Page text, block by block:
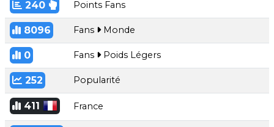
240 Points Fans
8096 Fans Monde
0 Fans Poids Légers
252 Popularité
411 France